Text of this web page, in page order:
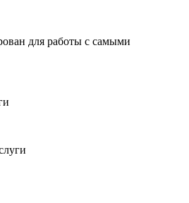
для работы с самыми